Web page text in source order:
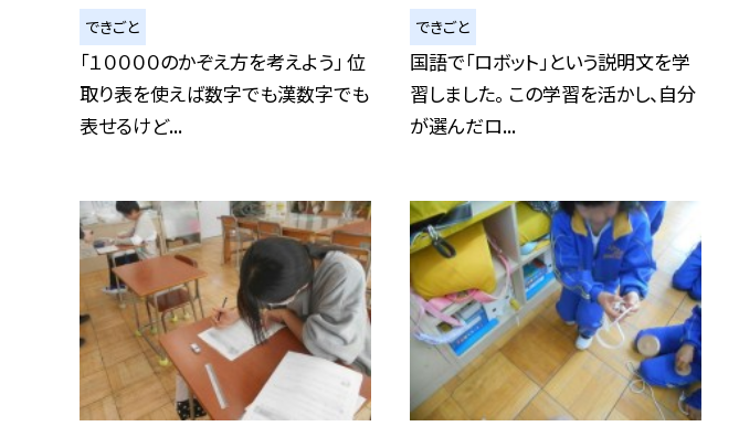
できごと
「１００００のかぞえ方を考えよう」 位
取り表を使えば数字でも漢数字でも
表せるけど...
できごと
国語で「ロボット」という説明文を学
習しました。 この学習を活かし、自分
が選んだロ...